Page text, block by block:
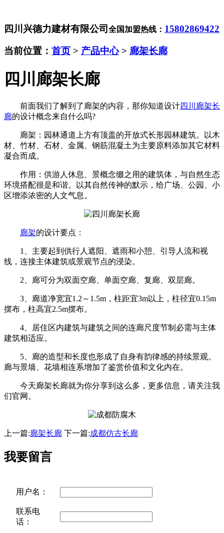
四川兴德力建材有限公司 全国加盟热线： 15802869422
当前位置： 首页 > 产品中心> 廊架长廊
四川廊架长廊
前面我们了解到了廊架的内容，那你知道设计四川廊架长
廊的设计概念来自什么吗?
廊架：园林通道上方有顶盖的开放式长形园林建筑。以木
材、竹材、石材、金属、钢筋混凝土为主要原料添加其它材料
凝合而成。
作用：供游人休息、景概念缀之用的建筑体，与自然生态
环境搭配很是和谐。以其自然传神的默示，给广场、公园、小
区增添浓密的人文气息。
廊架的设计要点：
1、主要起到供行人遮阳、遮雨和小憩、引导人流和视
线，连接主体建筑或景观节点的浸染。
2、廊可分为双面空廊、单面空廊、复廊、双层廊。
3、廊道净宽宜1.2～1.5m，柱距宜3m以上，柱径宜0.15m
摆布，柱高宜2.5m摆布。
4、居住区内建筑与建筑之间的连廊尺度节制必需与主体
建筑相适应。
5、廊的造型和长度也形成了自身有韵律感的持续景观。
廊与景墙、花墙相连系增加了鉴赏价值和文化内在。
今天廊架长廊就为你分享到这么多，更多信息，请关注我
们官网。
上一篇:廊架长廊 下一篇:成都仿古长廊
我要留言
用户名：
联系电
话：